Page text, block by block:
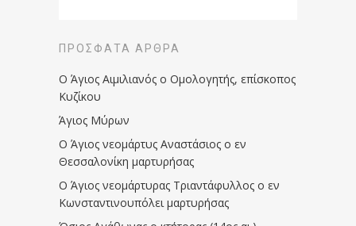
ΠΡΌΣΦΑΤΑ ΆΡΘΡΑ
Ο Άγιος Αιμιλιανός ο Ομολογητής, επίσκοπος
Κυζίκου
Άγιος Μύρων
Ο Άγιος νεομάρτυς Αναστάσιος ο εν
Θεσσαλονίκη μαρτυρήσας
Ο Άγιος νεομάρτυρας Τριαντάφυλλος ο εν
Κωνσταντινουπόλει μαρτυρήσας